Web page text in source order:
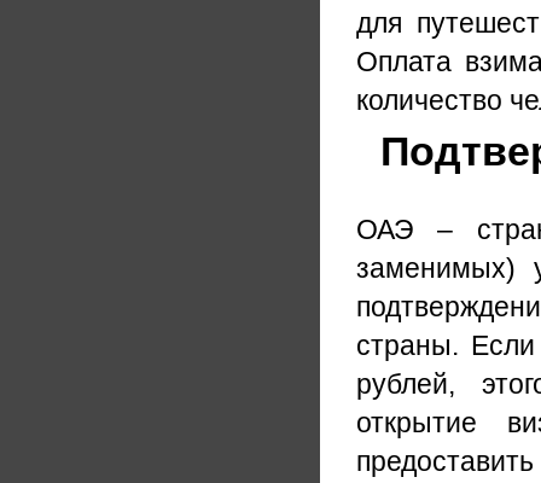
для
Оплата
количество
ОАЭ –
заменимых)
страны.
рублей,
открытие